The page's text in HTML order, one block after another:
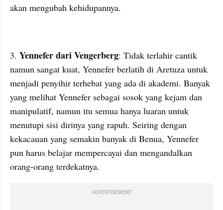
akan mengubah kehidupannya.
3. Yennefer dari Vengerberg: Tidak terlahir cantik
namun sangat kuat, Yennefer berlatih di Aretuza untuk
menjadi penyihir terhebat yang ada di akademi. Banyak
yang melihat Yennefer sebagai sosok yang kejam dan
manipulatif, namun itu semua hanya luaran untuk
menutupi sisi dirinya yang rapuh. Seiring dengan
kekacauan yang semakin banyak di Benua, Yennefer
pun harus belajar mempercayai dan mengandalkan
orang-orang terdekatnya.
ADVERTISEMENT